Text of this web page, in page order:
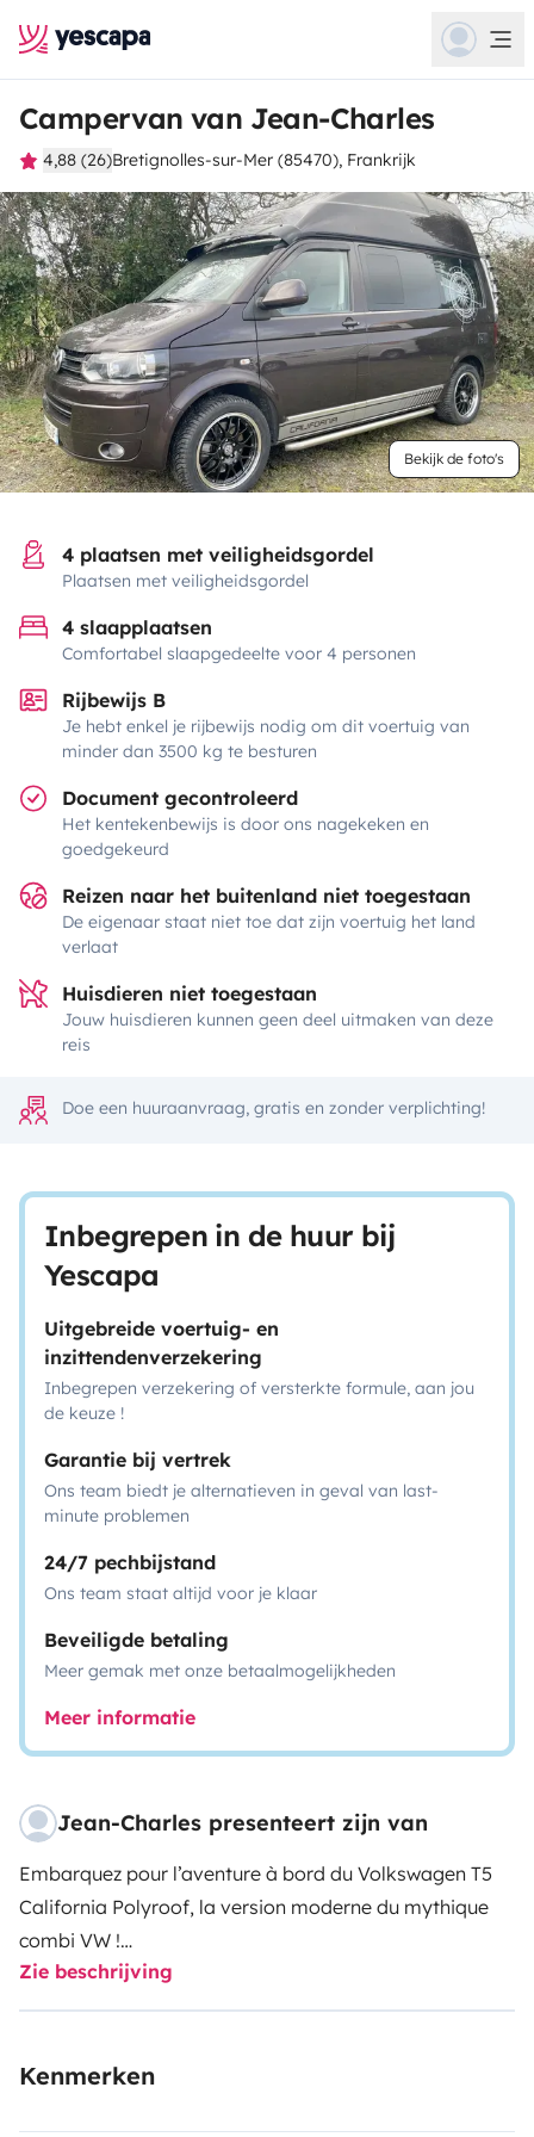
Campervan van Jean-Charles
4,88 (26)Bretignolles-sur-Mer (85470), Frankrijk
Bekijk de foto's
4 plaatsen met veiligheidsgordel
Plaatsen met veiligheidsgordel
4 slaapplaatsen
Comfortabel slaapgedeelte voor 4 personen
Rijbewijs B
Je hebt enkel je rijbewijs nodig om dit voertuig van
minder dan 3500 kg te besturen
Document gecontroleerd
Het kentekenbewijs is door ons nagekeken en
goedgekeurd
Reizen naar het buitenland niet toegestaan
De eigenaar staat niet toe dat zijn voertuig het land
verlaat
Huisdieren niet toegestaan
Jouw huisdieren kunnen geen deel uitmaken van deze
reis
Doe een huuraanvraag, gratis en zonder verplichting!
Inbegrepen in de huur bij
Yescapa
Uitgebreide voertuig- en
inzittendenverzekering
Inbegrepen verzekering of versterkte formule, aan jou
de keuze !
Garantie bij vertrek
Ons team biedt je alternatieven in geval van last-
minute problemen
24/7 pechbijstand
Ons team staat altijd voor je klaar
Beveiligde betaling
Meer gemak met onze betaalmogelijkheden
Meer informatie
Jean-Charles presenteert zijn van
Embarquez pour l’aventure à bord du Volkswagen T5
California Polyroof, la version moderne du mythique
combi VW !
Retrouvez l’esprit baroudeur au volant de ce van,
offrant tous les équipements d’époque avec le confort
Transporter est sortie des usines Volkswagen en 2003
Zie beschrijving
Kenmerken